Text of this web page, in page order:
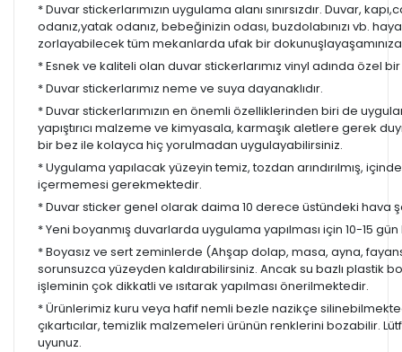
* Duvar stickerlarımızın uygulama alanı sınırsızdır. Duvar,
odanız,yatak odanız, bebeğinizin odası, buzdolabınızı vb.
zorlayabilecek tüm mekanlarda ufak bir
* Esnek ve kaliteli olan duvar stickerlarımız vinyl adında özel
* Duvar stickerlarımız neme ve suya dayanaklıdır.
* Duvar stickerlarımızın en önemli özelliklerinden biri de
yapıştırıcı malzeme ve kimyasala, karmaşık aletlere gerek
bir bez ile kolayca hiç yorulmadan uygulayabilirsiniz.
* Uygulama yapılacak yüzeyin temiz, tozdan arındırılmış,
içermemesi gerekmektedir.
* Duvar sticker genel olarak daima 10 derece üstündeki hava
* Yeni boyanmış duvarlarda uygulama yapılması için 10-15
* Boyasız ve sert zeminlerde (Ahşap dolap, masa, ayna,
sorunsuzca yüzeyden kaldırabilirsiniz. Ancak su bazlı plastik
işleminin çok dikkatli ve ısıtarak yapılması önerilmektedir.
* Ürünlerimiz kuru veya hafif nemli bezle nazikçe
çıkartıcılar, temizlik malzemeleri ürünün renklerini bozabilir.
uyunuz.